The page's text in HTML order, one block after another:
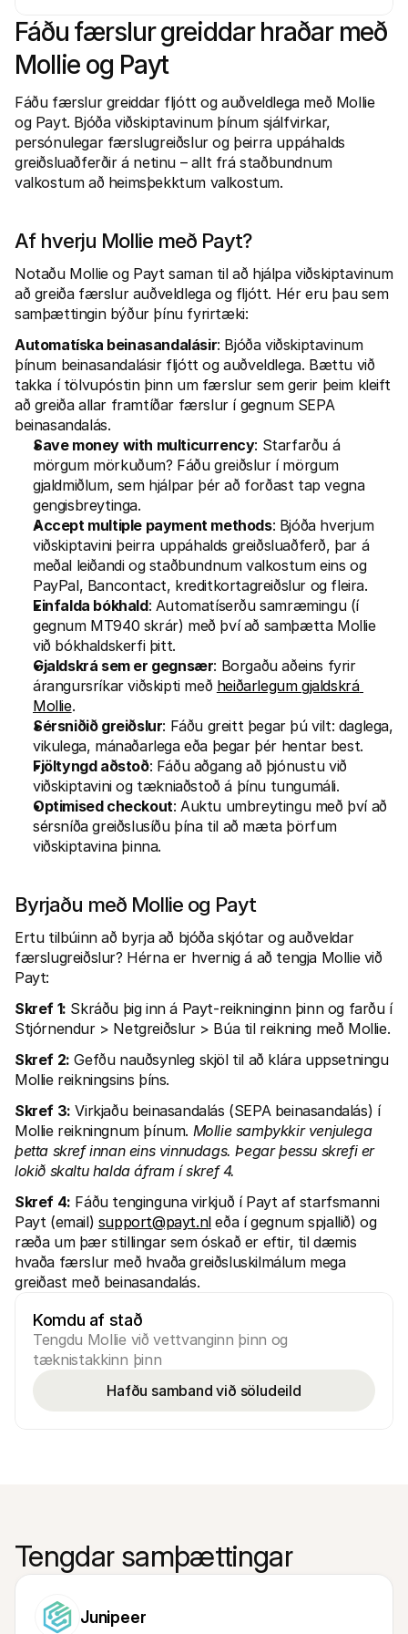
Fáðu færslur greiddar hraðar með
Mollie og Payt
Fáðu færslur greiddar fljótt og auðveldlega með Mollie
og Payt. Bjóða viðskiptavinum þínum sjálfvirkar,
persónulegar færslugreiðslur og þeirra uppáhalds
greiðsluaðferðir á netinu – allt frá staðbundnum
valkostum að heimsþekktum valkostum.
Af hverju Mollie með Payt?
Notaðu Mollie og Payt saman til að hjálpa viðskiptavinum
að greiða færslur auðveldlega og fljótt. Hér eru þau sem
samþættingin býður þínu fyrirtæki:
Automatíska beinasandalásir: Bjóða viðskiptavinum
þínum beinasandalásir fljótt og auðveldlega. Bættu við
takka í tölvupóstin þinn um færslur sem gerir þeim kleift
að greiða allar framtíðar færslur í gegnum SEPA
beinasandalás.
Save money with multicurrency: Starfarðu á
mörgum mörkuðum? Fáðu greiðslur í mörgum
gjaldmiðlum, sem hjálpar þér að forðast tap vegna
gengisbreytinga.
Accept multiple payment methods: Bjóða hverjum
viðskiptavini þeirra uppáhalds greiðsluaðferð, þar á
meðal leiðandi og staðbundnum valkostum eins og
PayPal, Bancontact, kreditkortagreiðslur og fleira.
Einfalda bókhald: Automatíserðu samræmingu (í
gegnum MT940 skrár) með því að samþætta Mollie
við bókhaldskerfi þitt.
Gjaldskrá sem er gegnsær: Borgaðu aðeins fyrir
árangursríkar viðskipti með heiðarlegum gjaldskrá
Mollie.
Sérsniðið greiðslur: Fáðu greitt þegar þú vilt: daglega,
vikulega, mánaðarlega eða þegar þér hentar best.
Fjöltyngd aðstoð: Fáðu aðgang að þjónustu við
viðskiptavini og tækniaðstoð á þínu tungumáli.
Optimised checkout: Auktu umbreytingu með því að
sérsníða greiðslusíðu þína til að mæta þörfum
viðskiptavina þinna.
Byrjaðu með Mollie og Payt
Ertu tilbúinn að byrja að bjóða skjótar og auðveldar
færslugreiðslur? Hérna er hvernig á að tengja Mollie við
Payt:
Skref 1: Skráðu þig inn á Payt-reikninginn þinn og farðu í
Stjórnendur > Netgreiðslur > Búa til reikning með Mollie.
Skref 2: Gefðu nauðsynleg skjöl til að klára uppsetningu
Mollie reikningsins þíns.
Skref 3: Virkjaðu beinasandalás (SEPA beinasandalás) í
Mollie reikningnum þínum. Mollie samþykkir venjulega
þetta skref innan eins vinnudags. Þegar þessu skrefi er
lokið skaltu halda áfram í skref 4.
Skref 4: Fáðu tenginguna virkjuð í Payt af starfsmanni
Payt (email) support@payt.nl eða í gegnum spjallið) og
ræða um þær stillingar sem óskað er eftir, til dæmis
hvaða færslur með hvaða greiðsluskilmálum mega
greiðast með beinasandalás.
Komdu af stað
Tengdu Mollie við vettvanginn þinn og
tæknistakkinn þinn
Hafðu samband við söludeild
Tengdar samþættingar
Junipeer
Tæknilegar auðlindir
Raðh გუნna
Kynntu þér þróunaraðilaauðlindir og uppfærslur
Bókasöfn
Taktu þátt í forritarasamfélagi okkar
Um Mollie
Skoðaðu verðskrá okkar
Um okkur
Lærðu meira um sögu okkar og gildi
Fréttir
Lestu nýjustu fréttirnar frá Mollie
Starfsferlar
Komdu að vinna með okkur – við
erum að ráða!
Hafa samband
Fyrir kaupendur
Fáðu að vita hvers vegna Mollie er á bankayfirlitinu þínu
Fyrir Mollie viðskiptavini
Hafðu samband við þjónustuverið okkar
Hafðu samband við söludeild
Kynntu þér hvernig við getum hjálpað fyrirtæki þínu